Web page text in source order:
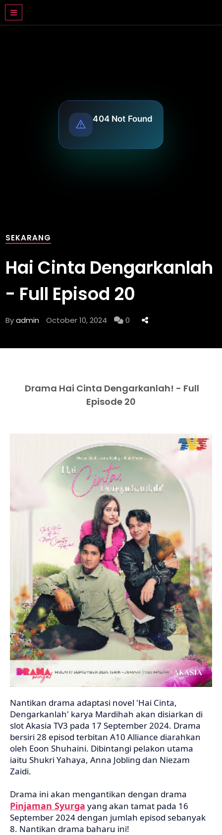
SEKARANG
Hai Cinta Dengarkanlah
- Full Episod 20
Byadmin October 10, 2024 0
Drama Hai Cinta Dengarkanlah! - Full
Episode 20
Nantikan drama adaptasi novel 'Hai Cinta,
Dengarkanlah' karya Mardihah akan disiarkan di
slot Akasia TV3 pada 17 September 2024. Drama
bersiri 28 episod terbitan A10 Alliance diarahkan
oleh Eoon Shuhaini. Dibintangi pelakon utama
iaitu Shukri Yahaya, Anna Jobling dan Niezam
Zaidi.
Drama ini akan mengantikan dengan drama
Pinjaman Syurga yang akan tamat pada 16
September 2024 dengan jumlah episod sebanyak
8. Nantikan drama baharu ini!